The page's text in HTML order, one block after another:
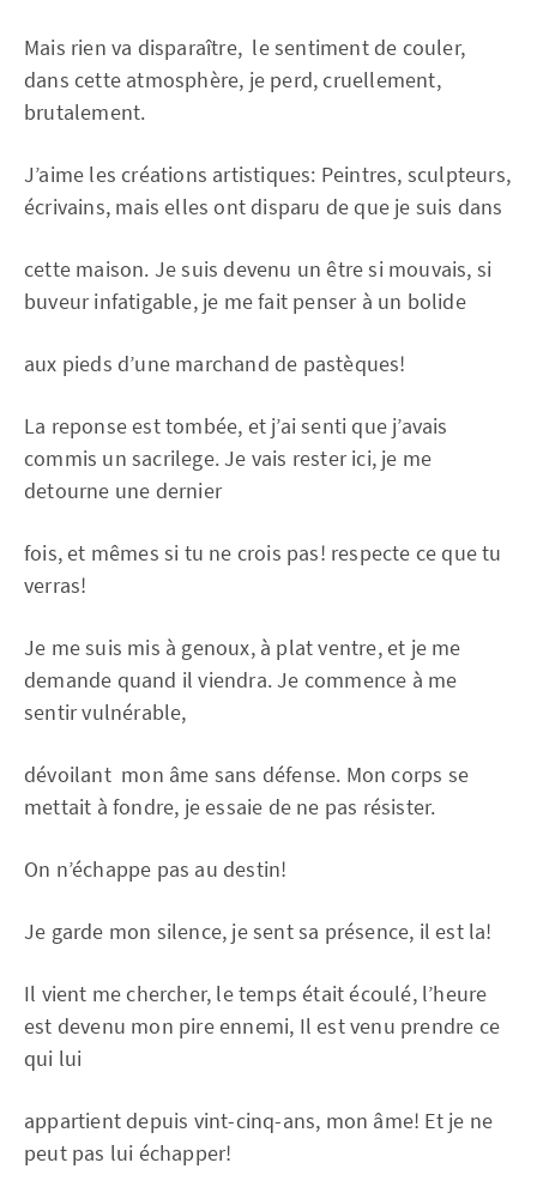
Mais rien va disparaître, le sentiment de couler,
dans cette atmosphère, je perd, cruellement,
brutalement.
J’aime les créations artistiques: Peintres, sculpteurs,
écrivains, mais elles ont disparu de que je suis dans
cette maison. Je suis devenu un être si mouvais, si
buveur infatigable, je me fait penser à un bolide
aux pieds d’une marchand de pastèques!
La reponse est tombée, et j’ai senti que j’avais
commis un sacrilege. Je vais rester ici, je me
detourne une dernier
fois, et mêmes si tu ne crois pas! respecte ce que tu
verras!
Je me suis mis à genoux, à plat ventre, et je me
demande quand il viendra. Je commence à me
sentir vulnérable,
dévoilant mon âme sans défense. Mon corps se
mettait à fondre, je essaie de ne pas résister.
On n’échappe pas au destin!
Je garde mon silence, je sent sa présence, il est la!
Il vient me chercher, le temps était écoulé, l’heure
est devenu mon pire ennemi, Il est venu prendre ce
qui lui
appartient depuis vint-cinq-ans, mon âme! Et je ne
peut pas lui échapper!